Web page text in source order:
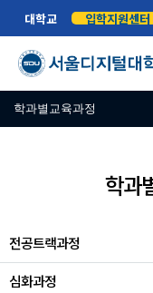
대학교 입학지원센터
학과별교육과정
학과
전공트랙과정
심화과정